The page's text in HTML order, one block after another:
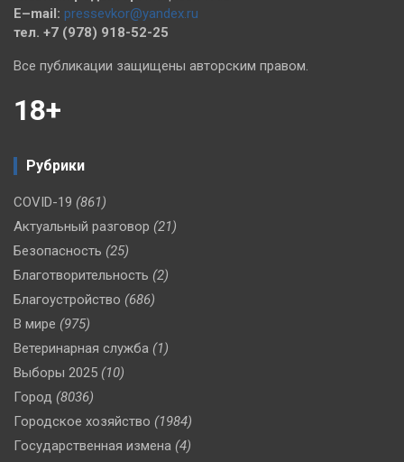
E–mail: pressevkor@yandex.ru
тел. +7 (978) 918-52-25
Все публикации защищены авторским правом.
18+
Рубрики
COVID-19 (861)
Актуальный разговор (21)
Безопасность (25)
Благотворительность (2)
Благоустройство (686)
В мире (975)
Ветеринарная служба (1)
Выборы 2025 (10)
Город (8036)
Городское хозяйство (1984)
Государственная измена (4)